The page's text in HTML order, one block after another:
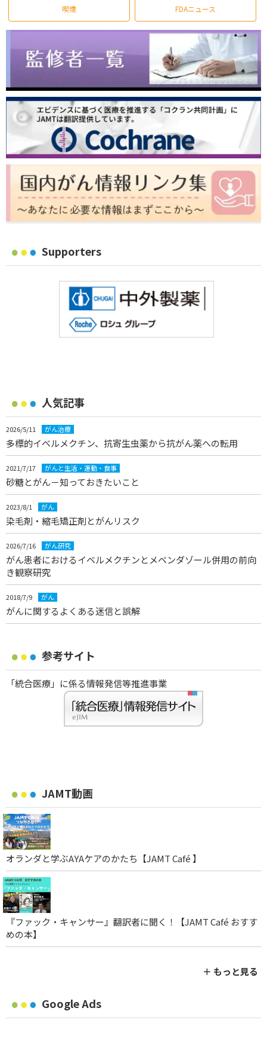
喫煙 FDAニュース
Supporters
人気記事
2026/5/11 がん治療
多標的イベルメクチン、抗寄生虫薬から抗がん薬への転用
2021/7/17 がんと生活・運動・食事
砂糖とがん－知っておきたいこと
2023/8/1 がん
染毛剤・縮毛矯正剤とがんリスク
2026/7/16 がん研究
がん患者におけるイベルメクチンとメベンダゾール併用の前向
き観察研究
2018/7/9 がん
がんに関するよくある迷信と誤解
参考サイト
「統合医療」に係る情報発信等推進事業
JAMT動画
オランダと学ぶAYAケアのかたち【JAMT Café 】
『ファック・キャンサー』翻訳者に聞く！【JAMT Café おすす
めの本】
＋ もっと見る
Google Ads